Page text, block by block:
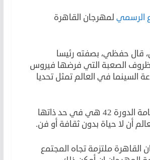
الرسميلمهرجان القاهرة
قال حفظي، بصفته رئيسا
الصعبة التي فرضها فيروس
السينما في العالم تمثل تحديا
فبالتالي فإن إقامة الدورة 42 هي في حد ذاتها
أن لا حياة بدون ثقافة أو فن.
القاهرة ملتزمة تجاه المجتمع